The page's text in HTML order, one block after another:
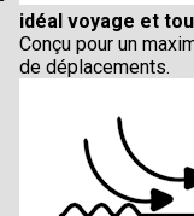
idéal voyage et
Conçu pour un
de déplacements.